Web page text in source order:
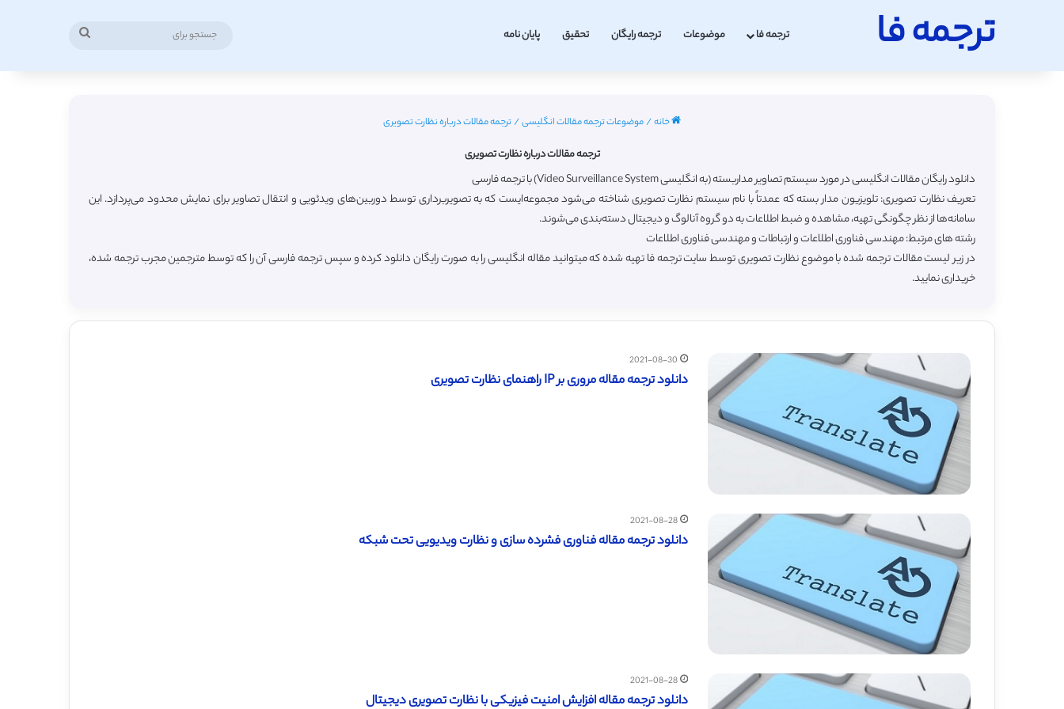
ترجمه فا ترجمه فا موضوعات ترجمه رایگان تحقیق پایان نامه
خانه/موضوعات ترجمه مقالات انگلیسی/ترجمه مقالات درباره نظارت تصویری
ترجمه مقالات درباره نظارت تصویری
دانلود رایگان مقالات انگلیسی در مورد سیستم تصاویر مداربسته (به انگلیسی Video Surveillance System) با ترجمه فارسی
تعریف نظارت تصویری: تلویزیون مدار بسته که عمدتاً با نام سیستم نظارت تصویری شناخته می‌شود مجموعه‌ایست که به تصویربرداری توسط دوربین‌های ویدئویی و انتقال تصاویر برای نمایش محدود می‌پردازد. این
سامانه‌ها از نظر چگونگی تهیه، مشاهده و ضبط اطلاعات به دو گروه آنالوگ و دیجیتال دسته‌بندی می‌شوند.
رشته های مرتبط: مهندسی فناوری اطلاعات و ارتباطات و مهندسی فناوری اطلاعات
در زیر لیست مقالات ترجمه شده با موضوع نظارت تصویری توسط سایت ترجمه فا تهیه شده که میتوانید مقاله انگلیسی را به صورت رایگان دانلود کرده و سپس ترجمه فارسی آن را که توسط مترجمین مجرب ترجمه شده،
خریداری نمایید.
2021-08-30
دانلود ترجمه مقاله مروری بر IP راهنمای نظارت تصویری
2021-08-28
دانلود ترجمه مقاله فناوری فشرده سازی و نظارت ویدیویی تحت شبکه
2021-08-28
دانلود ترجمه مقاله افزایش امنیت فیزیکی با نظارت تصویری دیجیتال